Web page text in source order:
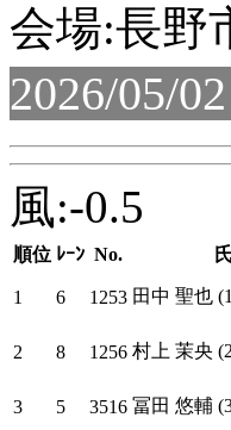
会場:長野
2026/05/
風:-0.5
順位 ﾚｰﾝ No.
1 6 1253 田中 聖也
2 8 1256 村上 茉央
3 5 3516 冨田 悠輔